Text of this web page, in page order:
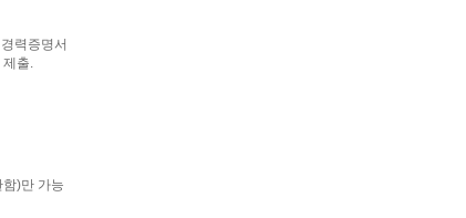
력증명서
제출.
)만 가능